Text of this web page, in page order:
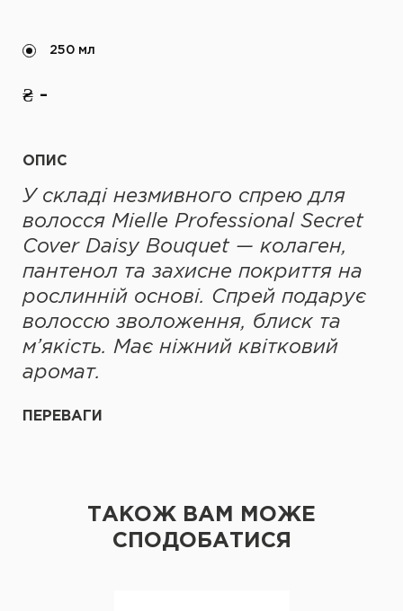
250 мл
₴ -
ОПИС
У складі незмивного спрею для
волосся Mielle Professional Secret
Cover Daisy Bouquet — колаген,
пантенол та захисне покриття на
рослинній основі. Спрей подарує
волоссю зволоження, блиск та
м’якість. Має ніжний квітковий
аромат.
ПЕРЕВАГИ
ТАКОЖ ВАМ МОЖЕ
СПОДОБАТИСЯ